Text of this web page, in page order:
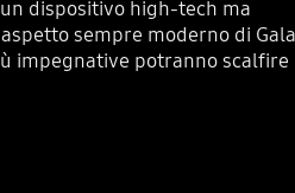
dispositivo high-tech ma
sempre moderno di
impegnative potranno scalfire